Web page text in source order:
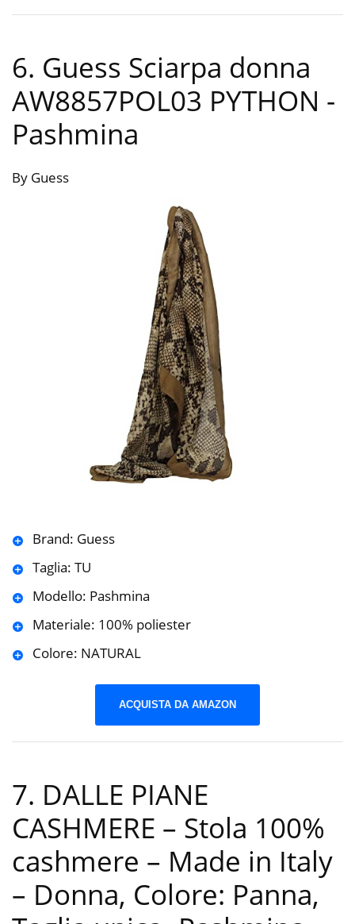
6. Guess Sciarpa donna
AW8857POL03 PYTHON -
Pashmina
By Guess
Brand: Guess
Taglia: TU
Modello: Pashmina
Materiale: 100% poliester
Colore: NATURAL
ACQUISTA DA AMAZON
7. DALLE PIANE
CASHMERE – Stola 100%
cashmere – Made in Italy
– Donna, Colore: Panna,